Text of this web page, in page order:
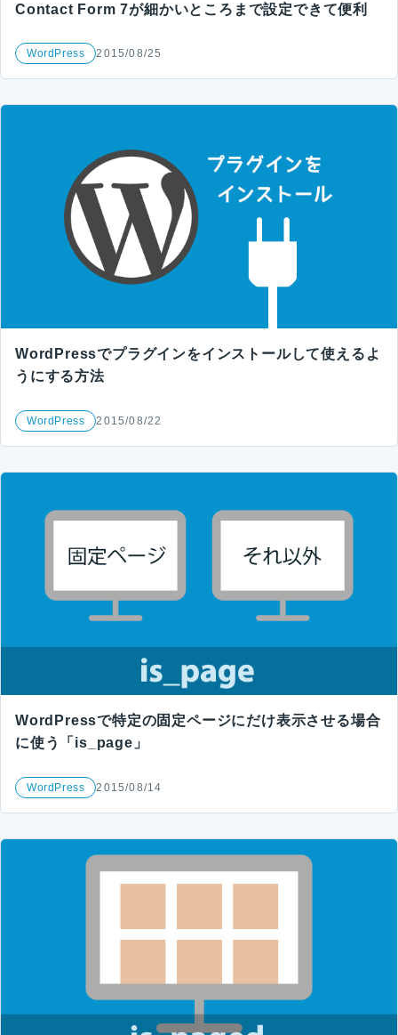
Contact Form 7が細かいところまで設定できて便利
WordPress 2015/08/25
WordPressでプラグインをインストールして使えるよ
うにする方法
WordPress 2015/08/22
WordPressで特定の固定ページにだけ表示させる場合
に使う「is_page」
WordPress 2015/08/14